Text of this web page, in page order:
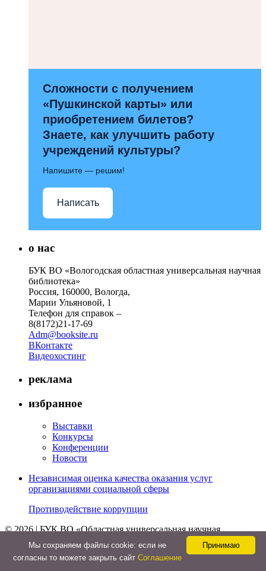
Сложности с получением
«Пушкинской карты» или
приобретением билетов?
Знаете, как улучшить работу
учреждений культуры?
Напишите — решим!
Написать
о нас
БУК ВО «Вологодская областная универсальная научная
библиотека»
Россия, 160000, Вологда,
Марии Ульяновой, 1
Телефон для справок –
8(8172)21-17-69
Adm@booksite.ru
ВКонтакте
Видеохостинг
реклама
избранное
Выставки
Конкурсы
Конференции
Новости
Независимая оценка качества оказания услуг
организациями социальной сферы
Противодействие коррупции
© 2026 | БУК ВО «Областная универсальная научная
библиотека»
Принимаю
Мы cохраняем файлы cookie: если не
согласны то можете закрыть сайт Соглашение